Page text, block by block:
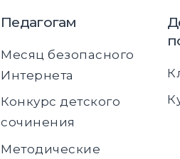
Педагогам
Месяц безопасного
Интернета
Конкурс детского
сочинения
Методические